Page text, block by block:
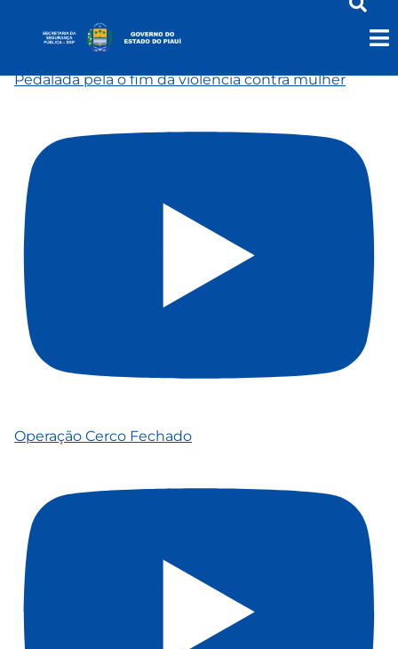
Vídeos
Pedalada pela o fim da violência contra mulher
Operação Cerco Fechado